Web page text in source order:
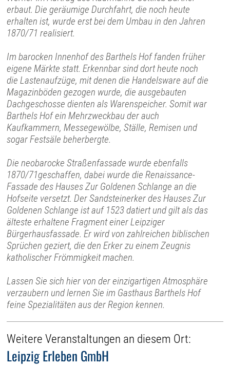
erbaut. Die geräumige Durchfahrt, die noch heute
erhalten ist, wurde erst bei dem Umbau in den Jahren
1870/71 realisiert.
Im barocken Innenhof des Barthels Hof fanden früher
eigene Märkte statt. Erkennbar sind dort heute noch
die Lastenaufzüge, mit denen die Handelsware auf die
Magazinböden gezogen wurde, die ausgebauten
Dachgeschosse dienten als Warenspeicher. Somit war
Barthels Hof ein Mehrzweckbau der auch
Kaufkammern, Messegewölbe, Ställe, Remisen und
sogar Festsäle beherbergte.
Die neobarocke Straßenfassade wurde ebenfalls
1870/71geschaffen, dabei wurde die Renaissance-
Fassade des Hauses Zur Goldenen Schlange an die
Hofseite versetzt. Der Sandsteinerker des Hauses Zur
Goldenen Schlange ist auf 1523 datiert und gilt als das
älteste erhaltene Fragment einer Leipziger
Bürgerhausfassade. Er wird von zahlreichen biblischen
Sprüchen geziert, die den Erker zu einem Zeugnis
katholischer Frömmigkeit machen.
Lassen Sie sich hier von der einzigartigen Atmosphäre
verzaubern und lernen Sie im Gasthaus Barthels Hof
feine Spezialitäten aus der Region kennen.
Weitere Veranstaltungen an diesem Ort:
Leipzig Erleben GmbH